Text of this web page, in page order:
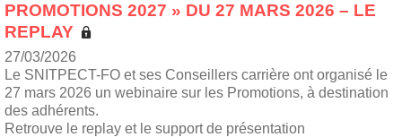
PROMOTIONS 2027 » DU 27 MARS 2026 – LE
REPLAY
27/03/2026
Le SNITPECT-FO et ses Conseillers carrière ont organisé le
27 mars 2026 un webinaire sur les Promotions, à destination
des adhérents.
Retrouve le replay et le support de présentation